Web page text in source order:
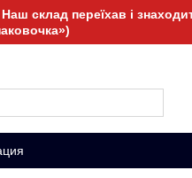
склад переїхав і